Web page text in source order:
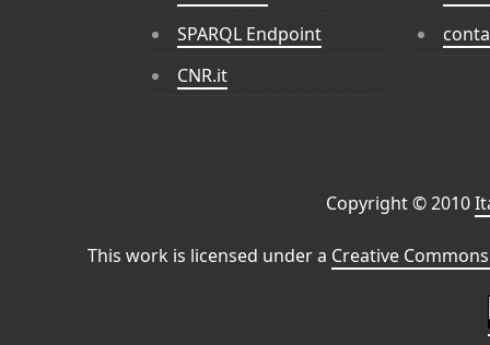
SPARQL Endpoint
CNR.it
Copyright © 2010
This work is licensed under a Creative